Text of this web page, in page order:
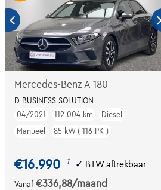
Mercedes-Benz A 180
D BUSINESS SOLUTION
04/2021
112.004 km
Diesel
Manueel
85 kW ( 116 PK )
€16.990 1 ✓ BTW aftrekbaar
Vanaf€336,88/maand